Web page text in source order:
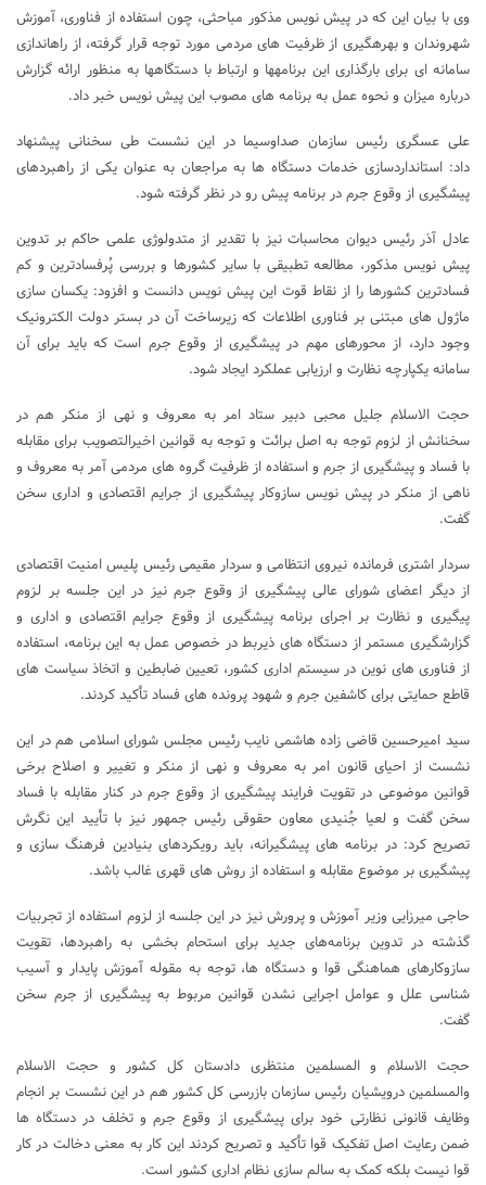
وی با بیان این ‎که در پیش نویس مذکور مباحثی، چون استفاده از فناوری، آموزش
شهروندان و بهره‎گیری از ظرفیت ‎های مردمی مورد توجه قرار گرفته، از راه‎اندازی
سامانه ‎ای برای بارگذاری این برنامه‎ها و ارتباط با دستگاه‎ها به ‎منظور ارائه گزارش
درباره میزان و نحوه عمل به برنامه‎ های مصوب این پیش نویس خبر داد.
علی عسگری رئیس سازمان صداوسیما در این نشست طی سخنانی پیشنهاد
داد: استانداردسازی خدمات دستگاه ‎ها به مراجعان به عنوان یکی از راهبردهای
پیشگیری از وقوع جرم در برنامه پیش‎ رو در نظر گرفته شود.
عادل آذر رئیس دیوان محاسبات نیز با تقدیر از متدولوژی علمی حاکم بر تدوین
پیش نویس مذکور، مطالعه تطبیقی با سایر کشورها و بررسی پُرفسادترین و کم
فسادترین کشورها را از نقاط قوت این پیش نویس دانست و افزود: یکسان سازی
ماژول‌ های مبتنی بر فناوری اطلاعات که زیرساخت آن در بستر دولت الکترونیک
وجود دارد، از محورهای مهم در پیشگیری از وقوع جرم است که باید برای آن
سامانه یکپارچه نظارت و ارزیابی عملکرد ایجاد شود.
حجت ‎الاسلام جلیل محبی دبیر ستاد امر به معروف و نهی از منکر هم در
سخنانش از لزوم توجه به اصل برائت و توجه به قوانین اخیرالتصویب برای مقابله
با فساد و پیشگیری از جرم و استفاده از ظرفیت گروه ‎های مردمی آمر به معروف و
ناهی از منکر در پیش نویس سازوکار پیشگیری از جرایم اقتصادی و اداری سخن
گفت.
سردار اشتری فرمانده نیروی انتظامی و سردار مقیمی رئیس پلیس امنیت اقتصادی
از دیگر اعضای شورای عالی پیشگیری از وقوع جرم نیز در این جلسه بر لزوم
پیگیری و نظارت بر اجرای برنامه پیشگیری از وقوع جرایم اقتصادی و اداری و
گزارشگیری مستمر از دستگاه‎ های ذیربط در خصوص عمل به این برنامه، استفاده
از فناوری ‌های نوین در سیستم اداری کشور، تعیین ضابطین و اتخاذ سیاست‎ های
قاطع حمایتی برای کاشفین جرم و شهود پرونده‎ های فساد تأکید کردند.
سید امیرحسین قاضی زاده هاشمی نایب رئیس مجلس شورای اسلامی هم در این
نشست از احیای قانون امر به معروف و نهی از منکر و تغییر و اصلاح برخی
قوانین موضوعی در تقویت فرایند پیشگیری از وقوع جرم در کنار مقابله با فساد
سخن گفت و لعیا جُنیدی معاون حقوقی رئیس جمهور نیز با تأیید این نگرش
تصریح کرد: در برنامه ‎های پیشگیرانه، باید رویکردهای بنیادین فرهنگ‎ سازی و
پیشگیری بر موضوع مقابله و استفاده از روش ‌های قهری غالب باشد.
حاجی میرزایی وزیر آموزش و پرورش نیز در این جلسه از لزوم استفاده از تجربیات
گذشته در تدوین برنامه‌های جدید برای استحام بخشی به راهبردها، تقویت
شناسی علل و عوامل اجرایی نشدن قوانین مربوط به پیشگیری از جرم سخن
گفت.
حجت‎ الاسلام و المسلمین منتظری دادستان کل کشور و حجت ‎الاسلام
والمسلمین درویشیان رئیس سازمان بازرسی کل کشور هم در این نشست بر انجام
وظایف قانونی نظارتی خود برای پیشگیری از وقوع جرم و تخلف در دستگاه‎ ها
ضمن رعایت اصل تفکیک قوا تأکید و تصریح کردند این کار به معنی دخالت در کار
قوا نیست بلکه کمک به سالم سازی نظام اداری کشور است.